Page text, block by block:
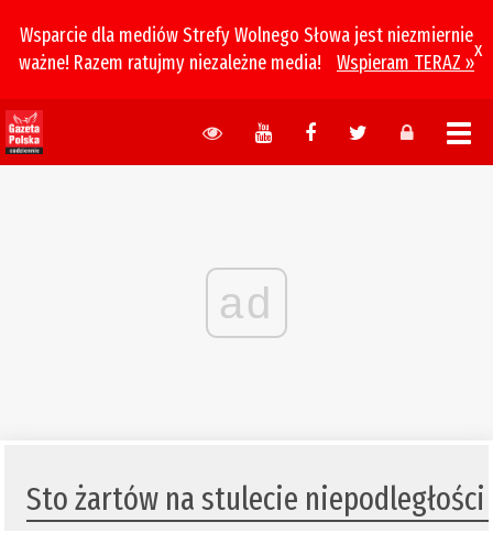
Wsparcie dla mediów Strefy Wolnego Słowa jest niezmiernie
ważne! Razem ratujmy niezależne media!
Wspieram TERAZ »
x
ad
​Sto żartów na stulecie niepodległości